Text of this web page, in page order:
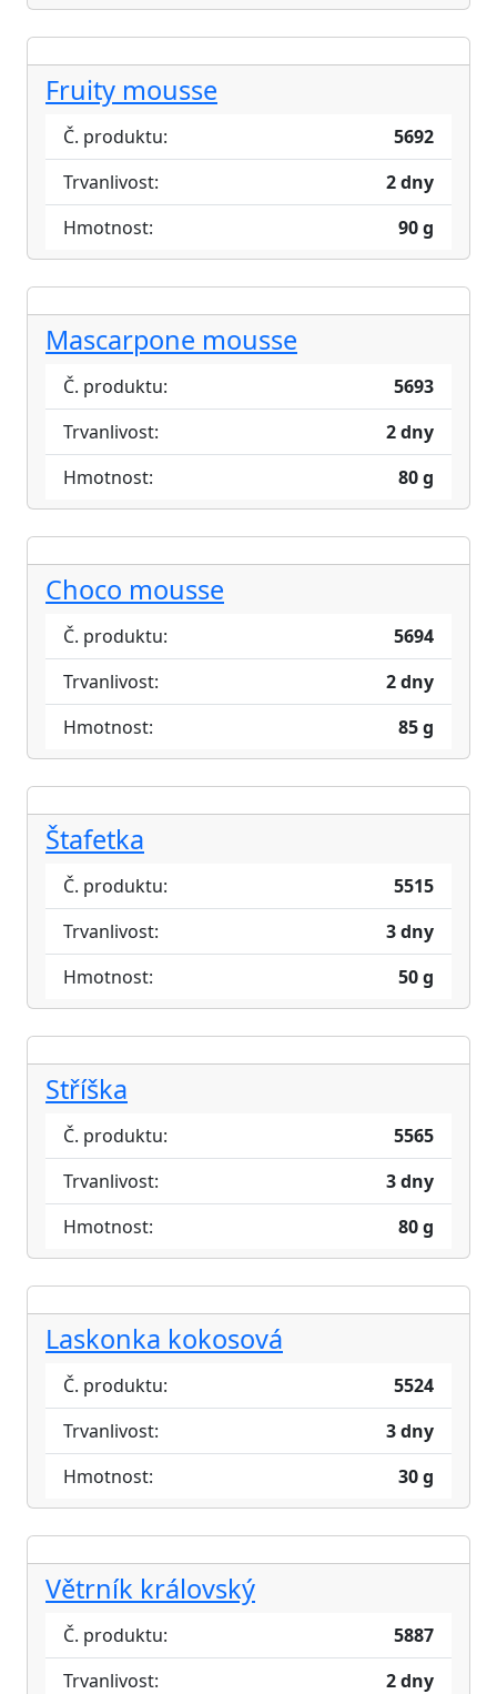
Fruity mousse
Č. produktu:
5692
Trvanlivost:
2 dny
Hmotnost:
90 g
Mascarpone mousse
Č. produktu:
5693
Trvanlivost:
2 dny
Hmotnost:
80 g
Choco mousse
Č. produktu:
5694
Trvanlivost:
2 dny
Hmotnost:
85 g
Štafetka
Č. produktu:
5515
Trvanlivost:
3 dny
Hmotnost:
50 g
Stříška
Č. produktu:
5565
Trvanlivost:
3 dny
Hmotnost:
80 g
Laskonka kokosová
Č. produktu:
5524
Trvanlivost:
3 dny
Hmotnost:
30 g
Větrník královský
Č. produktu:
5887
Trvanlivost:
2 dny